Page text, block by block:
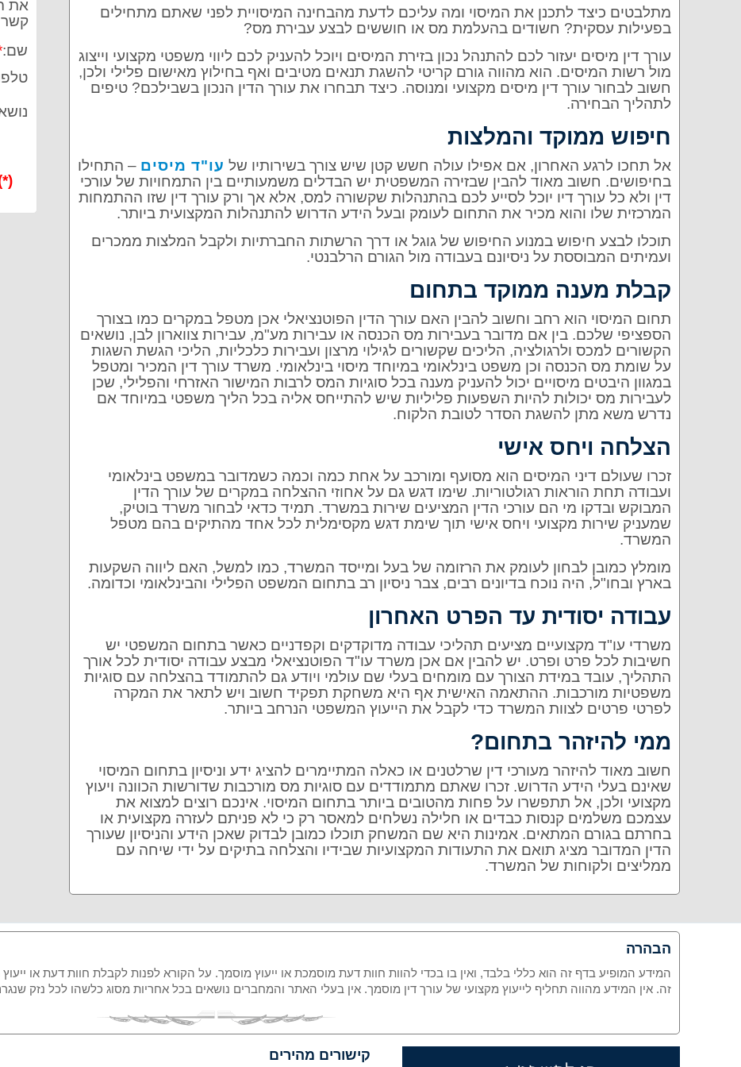
מתלבטים כיצד לתכנן את המיסוי ומה עליכם לדעת מהבחינה המיסויית לפני שאתם מתחילים
בפעילות עסקית? חשודים בהעלמת מס או חוששים לבצע עבירת מס?
עורך דין מיסים יעזור לכם להתנהל נכון בזירת המיסים ויוכל להעניק לכם ליווי משפטי מקצועי וייצוג
מול רשות המיסים. הוא מהווה גורם קריטי להשגת תנאים מטיבים ואף בחילוץ מאישום פלילי ולכן,
חשוב לבחור עורך דין מיסים מקצועי ומנוסה. כיצד תבחרו את עורך הדין הנכון בשבילכם? טיפים
לתהליך הבחירה.
חיפוש ממוקד והמלצות
אל תחכו לרגע האחרון, אם אפילו עולה חשש קטן שיש צורך בשירותיו של עו"ד מיסים – התחילו
בחיפושים. חשוב מאוד להבין שבזירה המשפטית יש הבדלים משמעותיים בין התמחויות של עורכי
דין ולא כל עורך דיו יוכל לסייע לכם בהתנהלות שקשורה למס, אלא אך ורק עורך דין שזו ההתמחות
המרכזית שלו והוא מכיר את התחום לעומק ובעל הידע הדרוש להתנהלות המקצועית ביותר.
תוכלו לבצע חיפוש במנוע החיפוש של גוגל או דרך הרשתות החברתיות ולקבל המלצות ממכרים
ועמיתים המבוססת על ניסיונם בעבודה מול הגורם הרלבנטי.
קבלת מענה ממוקד בתחום
תחום המיסוי הוא רחב וחשוב להבין האם עורך הדין הפוטנציאלי אכן מטפל במקרים כמו בצורך
הספציפי שלכם. בין אם מדובר בעבירות מס הכנסה או עבירות מע"מ, עבירות צווארון לבן, נושאים
הקשורים למכס ולרגולציה, הליכים שקשורים לגילוי מרצון ועבירות כלכליות, הליכי הגשת השגות
על שומת מס הכנסה וכן משפט בינלאומי במיוחד מיסוי בינלאומי. משרד עורך דין המכיר ומטפל
במגוון היבטים מיסויים יכול להעניק מענה בכל סוגיות המס לרבות המישור האזרחי והפלילי, שכן
לעבירות מס יכולות להיות השפעות פליליות שיש להתייחס אליה בכל הליך משפטי במיוחד אם
נדרש משא מתן להשגת הסדר לטובת הלקוח.
הצלחה ויחס אישי
זכרו שעולם דיני המיסים הוא מסועף ומורכב על אחת כמה וכמה כשמדובר במשפט בינלאומי
ועבודה תחת הוראות רגולטוריות. שימו דגש גם על אחוזי ההצלחה במקרים של עורך הדין
המבוקש ובדקו מי הם עורכי הדין המציעים שירות במשרד. תמיד כדאי לבחור משרד בוטיק,
שמעניק שירות מקצועי ויחס אישי תוך שימת דגש מקסימלית לכל אחד מהתיקים בהם מטפל
המשרד.
מומלץ כמובן לבחון לעומק את הרזומה של בעל ומייסד המשרד, כמו למשל, האם ליווה השקעות
בארץ ובחו"ל, היה נוכח בדיונים רבים, צבר ניסיון רב בתחום המשפט הפלילי והבינלאומי וכדומה.
עבודה יסודית עד הפרט האחרון
משרדי עו"ד מקצועיים מציעים תהליכי עבודה מדוקדקים וקפדניים כאשר בתחום המשפטי יש
חשיבות לכל פרט ופרט. יש להבין אם אכן משרד עו"ד הפוטנציאלי מבצע עבודה יסודית לכל אורך
התהליך, עובד במידת הצורך עם מומחים בעלי שם עולמי ויודע גם להתמודד בהצלחה עם סוגיות
משפטיות מורכבות. ההתאמה האישית אף היא משחקת תפקיד חשוב ויש לתאר את המקרה
לפרטי פרטים לצוות המשרד כדי לקבל את הייעוץ המשפטי הנרחב ביותר.
ממי להיזהר בתחום?
חשוב מאוד להיזהר מעורכי דין שרלטנים או כאלה המתיימרים להציג ידע וניסיון בתחום המיסוי
שאינם בעלי הידע הדרוש. זכרו שאתם מתמודדים עם סוגיות מס מורכבות שדורשות הכוונה ויעוץ
מקצועי ולכן, אל תתפשרו על פחות מהטובים ביותר בתחום המיסוי. אינכם רוצים למצוא את
עצמכם משלמים קנסות כבדים או חלילה נשלחים למאסר רק כי לא פניתם לעזרה מקצועית או
בחרתם בגורם המתאים. אמינות היא שם המשחק תוכלו כמובן לבדוק שאכן הידע והניסיון שעורך
הדין המדובר מציג תואם את התעודות המקצועיות שבידיו והצלחה בתיקים על ידי שיחה עם
ממליצים ולקוחות של המשרד.
את
שם:
הבהרה
המידע המופיע בדף זה הוא כללי בלבד, ואין בו בכדי להוות חוות דעת מוסמכת או ייעוץ מוסמך. על הקורא לפנות לקבלת חוות דעת או
זה. אין המידע מהווה תחליף לייעוץ מקצועי של עורך דין מוסמך. אין בעלי האתר והמחברים נושאים בכל אחריות מסוג כלשהו לכל נזק
קישורים מהירים